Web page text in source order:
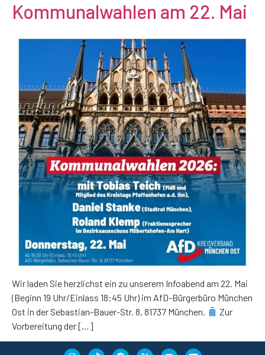
Kommunalwahlen am 22. Mai
Wir laden Sie herzlichst ein zu unserem Infoabend am 22. Mai
(Beginn 19 Uhr/Einlass 18:45 Uhr) im AfD-Bürgerbüro München
Ost in der Sebastian-Bauer-Str. 8, 81737 München.
Zur
Vorbereitung der […]